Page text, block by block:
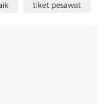
tiket pesawat